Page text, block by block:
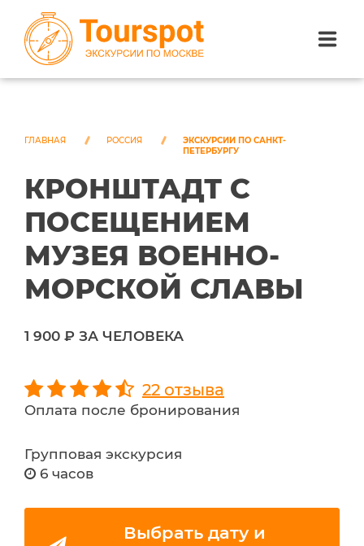
ЭКСКУРСИИ ПО МОСКВЕ
ЭКСКУРСИИ ПО СОЧИ
О НАС
ГЛАВНАЯ РОССИЯ
ЭКСКУРСИИ ПО САНКТ-
ПЕТЕРБУРГУ
КРОНШТАДТ С
ПОСЕЩЕНИЕМ
МУЗЕЯ ВОЕННО-
МОРСКОЙ СЛАВЫ
1 900 ₽ ЗА ЧЕЛОВЕКА
22 отзыва
Оплата после бронирования
Групповая экскурсия
6 часов
Выбрать дату и